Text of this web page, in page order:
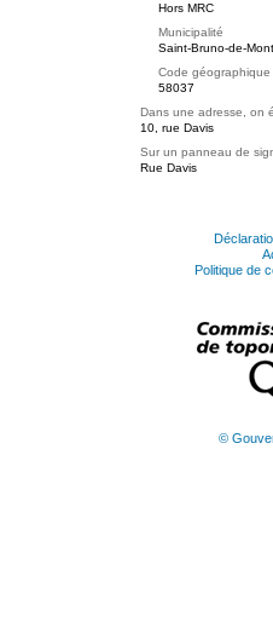
Hors MRC
Municipalité
Saint-Bruno-de-
Code géographique
58037
Dans une adresse, on
10, rue Davis
Sur un panneau de
Rue Davis
Politique de
©